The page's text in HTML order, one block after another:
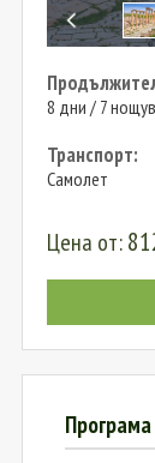
8 дни / 7
Транспорт:
Самолет
Цена от:
Програма